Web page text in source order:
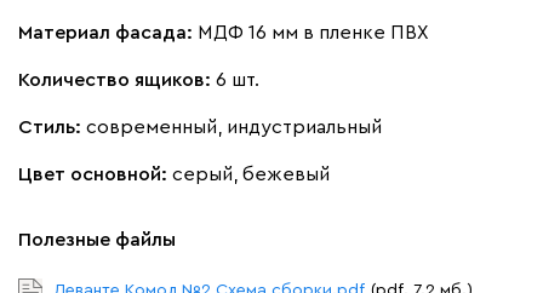
Материал фасада: МДФ 16 мм в пленке ПВХ
Количество ящиков: 6 шт.
Стиль: современный, индустриальный
Цвет основной: серый, бежевый
Полезные файлы